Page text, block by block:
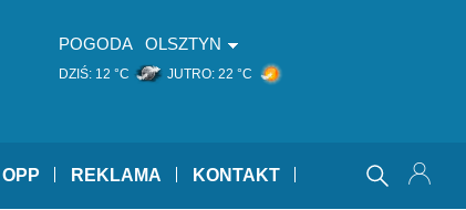
POGODA OLSZTYN
DZIŚ: 12 °C JUTRO: 22 °C
OPP REKLAMA KONTAKT